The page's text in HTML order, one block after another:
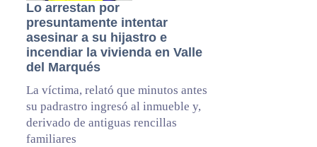
Lo arrestan por
presuntamente intentar
asesinar a su hijastro e
incendiar la vivienda en Valle
del Marqués
La víctima, relató que minutos antes
su padrastro ingresó al inmueble y,
derivado de antiguas rencillas
familiares